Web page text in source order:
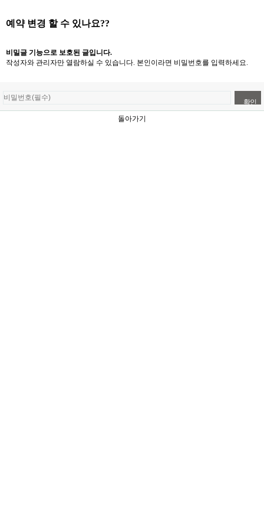
예약 변경 할 수 있나요??
비밀글 기능으로 보호된 글입니다.
작성자와 관리자만 열람하실 수 있습니다. 본인이라면 비밀번호를 입력하세요.
돌아가기